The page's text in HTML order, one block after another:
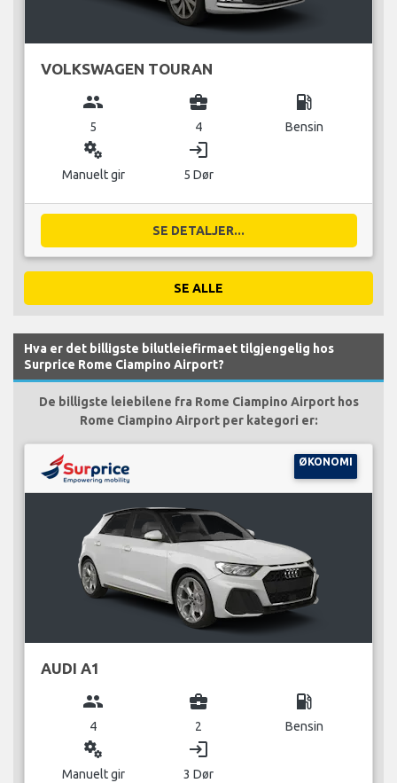
VOLKSWAGEN TOURAN
group
5
business_center
4
local_gas_station
Bensin
miscellaneous_services
Manuelt gir
login
5 Dør
SE DETALJER...
SE ALLE
Hva er det billigste bilutleiefirmaet tilgjengelig hos
Surprice Rome Ciampino Airport?
De billigste leiebilene fra Rome Ciampino Airport hos
Rome Ciampino Airport per kategori er:
ØKONOMI
AUDI A1
group
4
business_center
2
local_gas_station
Bensin
miscellaneous_services
Manuelt gir
login
3 Dør